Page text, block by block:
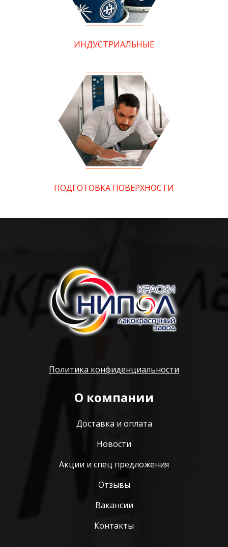
ИНДУСТРИАЛЬНЫЕ
ПОДГОТОВКА ПОВЕРХНОСТИ
Политика конфиденциальности
О компании
Доставка и оплата
Новости
Акции и спец предложения
Отзывы
Вакансии
Контакты